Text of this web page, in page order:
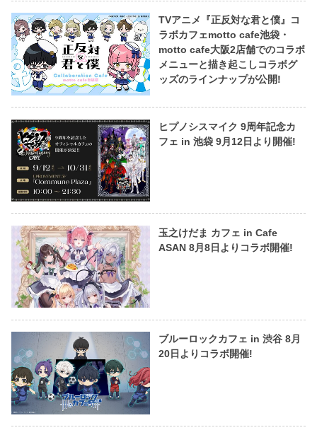
TVアニメ『正反対な君と僕』コ
ラボカフェmotto cafe池袋・
motto cafe大阪2店舗でのコラボ
メニューと描き起こしコラボグ
ッズのラインナップが公開!
ヒプノシスマイク 9周年記念カ
フェ in 池袋 9月12日より開催!
玉之けだま カフェ in Cafe
ASAN 8月8日よりコラボ開催!
ブルーロックカフェ in 渋谷 8月
20日よりコラボ開催!